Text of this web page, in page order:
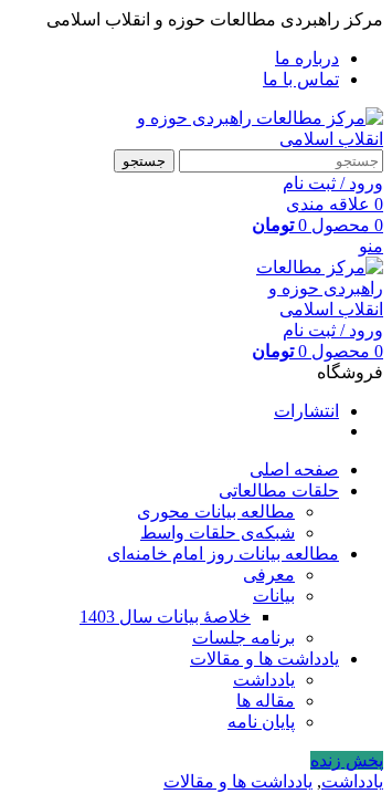
مرکز راهبردی مطالعات حوزه و انقلاب اسلامی
درباره ما
تماس با ما
جستجو
ورود / ثبت نام
0 علاقه مندی
0 محصول 0 تومان
منو
ورود / ثبت نام
0 محصول 0 تومان
فروشگاه
انتشارات
صفحه اصلی
حلقات مطالعاتی
مطالعه بیانات محوری
شبکه‌ی حلقات واسط
مطالعه بیانات روز امام خامنه‌ای
معرفی
بیانات
خلاصۀ بیانات سال 1403
برنامه جلسات
یادداشت ها و مقالات
یادداشت
مقاله ها
پایان نامه
پخش زنده
یادداشت, یادداشت ها و مقالات